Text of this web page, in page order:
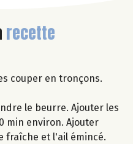
recette
couper en tronçons.
le beurre. Ajouter les
min environ. Ajouter
fraîche et l'ail émincé.